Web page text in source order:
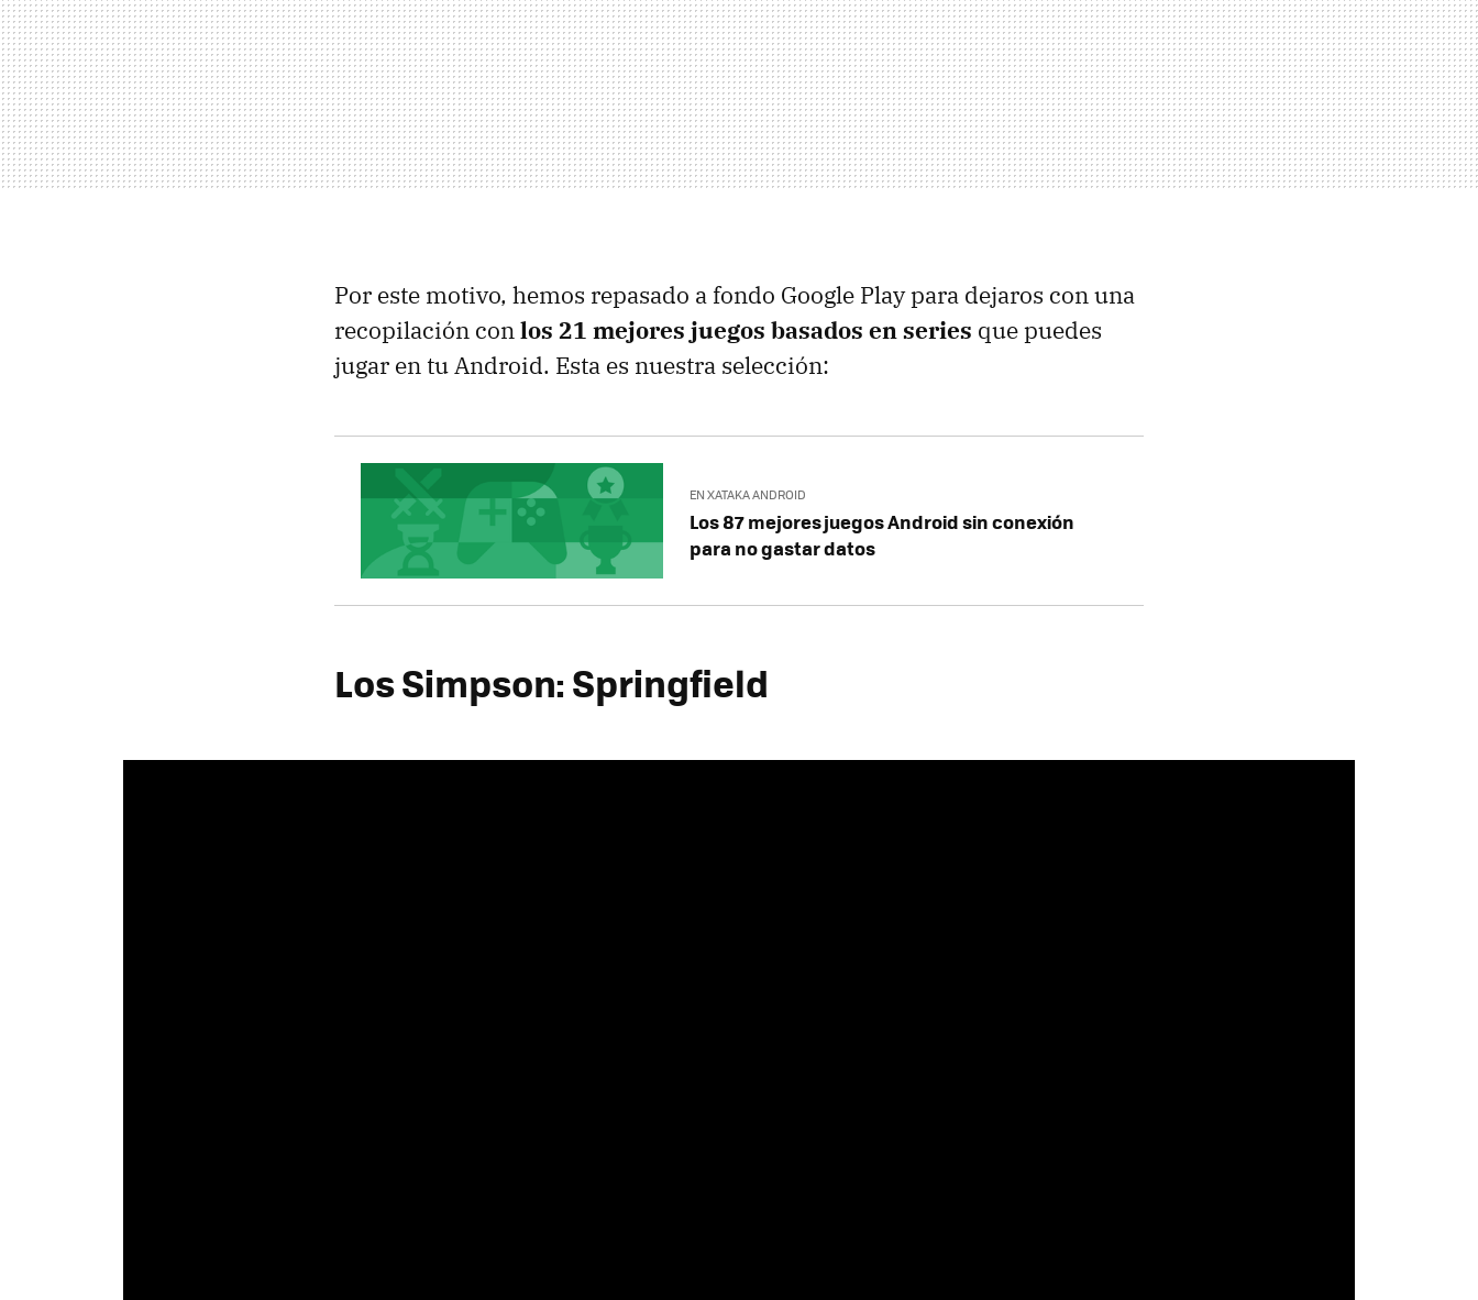
Por este motivo, hemos repasado a fondo Google Play para dejaros con una
recopilación conlos 21 mejores juegos basados en series que puedes
jugar en tu Android. Esta es nuestra selección:
EN XATAKA ANDROID
Los 87 mejores juegos Android sin conexión
para no gastar datos
Los Simpson: Springfield